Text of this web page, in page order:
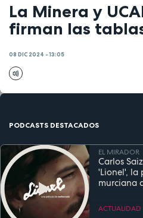
La Minera y
firman las
08 DIC 2024 - 13:05
PODCASTS DESTACADOS
EL MIRADOR
Carlos
'Lionel', la
murciana
estreno